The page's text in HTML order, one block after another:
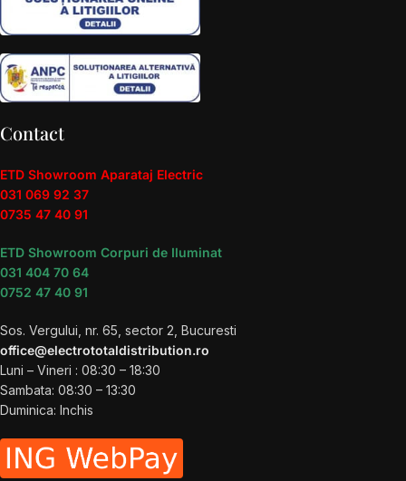
Contact
ETD Showroom Aparataj Electric
031 069 92 37
0735 47 40 91
ETD Showroom Corpuri de Iluminat
031 404 70 64
0752 47 40 91
Sos. Vergului, nr. 65, sector 2, Bucuresti
office@electrototaldistribution.ro
Luni – Vineri : 08:30 – 18:30
Sambata: 08:30 – 13:30
Duminica: Inchis